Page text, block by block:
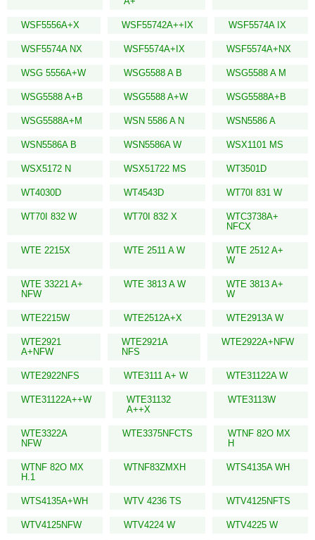
WSF5556A+X WSF55742A++IX WSF5574A IX
WSF5574A NX WSF5574A+IX WSF5574A+NX
WSG 5556A+W WSG5588 A B WSG5588 A M
WSG5588 A+B WSG5588 A+W WSG5588A+B
WSG5588A+M WSN 5586 A N WSN5586 A
WSN5586A B WSN5586A W WSX1101 MS
WSX5172 N WSX51722 MS WT3501D
WT4030D WT4543D WT70I 831 W
WT70I 832 W WT70I 832 X
WTC3738A+
NFCX
WTE 2215X WTE 2511 A W
WTE 2512 A+
W
WTE 33221 A+
NFW
WTE 3813 A W
WTE 3813 A+
W
WTE2215W WTE2512A+X WTE2913A W
WTE2921
A+NFW
WTE2921A
NFS
WTE2922A+NFW
WTE2922NFS WTE3111 A+ W WTE31122A W
WTE31122A++W
WTE31132
A++X
WTE3113W
WTE3322A
NFW
WTE3375NFCTS
WTNF 82O MX
H
WTNF 82O MX
H.1
WTNF83ZMXH WTS4135A WH
WTS4135A+WH WTV 4236 TS WTV4125NFTS
WTV4125NFW WTV4224 W WTV4225 W